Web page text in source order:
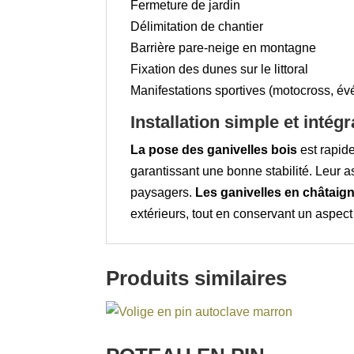
Fermeture de jardin
Délimitation de chantier
Barrière pare-neige en montagne
Fixation des dunes sur le littoral
Manifestations sportives (motocross,
Installation simple et
La pose des ganivelles bois est
garantissant une bonne stabilité. Leur
paysagers. Les ganivelles en
extérieurs, tout en conservant un
Produits similaires